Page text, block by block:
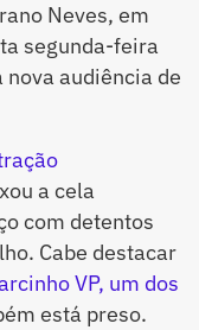
Neves, em
segunda-feira
audiência de
a cela
com detentos
Cabe destacar
VP, um dos
está preso.